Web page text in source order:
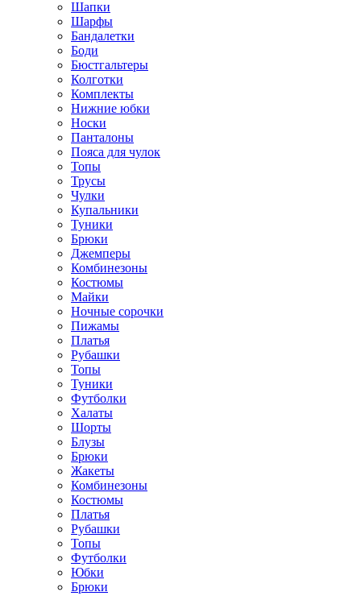
Шапки
Шарфы
Бандалетки
Боди
Бюстгальтеры
Колготки
Комплекты
Нижние юбки
Носки
Панталоны
Поясa для чулок
Топы
Трусы
Чулки
Купальники
Туники
Брюки
Джемперы
Комбинезоны
Костюмы
Майки
Ночные сорочки
Пижамы
Платья
Рубашки
Топы
Туники
Футболки
Халаты
Шорты
Блузы
Брюки
Жакеты
Комбинезоны
Костюмы
Платья
Рубашки
Топы
Футболки
Юбки
Брюки